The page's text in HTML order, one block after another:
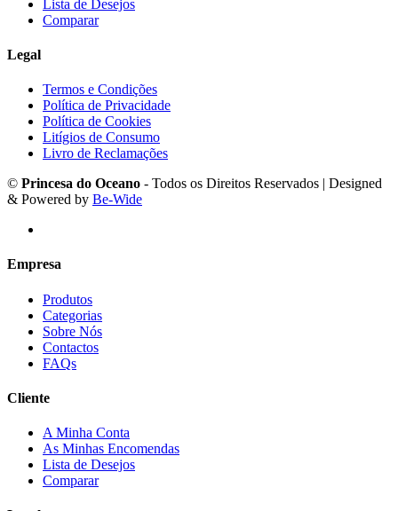
Lista de Desejos
Comparar
Legal
Termos e Condições
Política de Privacidade
Política de Cookies
Litígios de Consumo
Livro de Reclamações
© Princesa do Oceano - Todos os Direitos Reservados | Designed
& Powered by Be-Wide
Empresa
Produtos
Categorias
Sobre Nós
Contactos
FAQs
Cliente
A Minha Conta
As Minhas Encomendas
Lista de Desejos
Comparar